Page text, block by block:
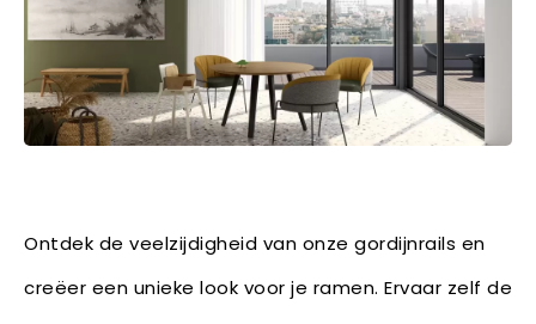
Ontdek de veelzijdigheid van onze gordijnrails en
creëer een unieke look voor je ramen. Ervaar zelf de